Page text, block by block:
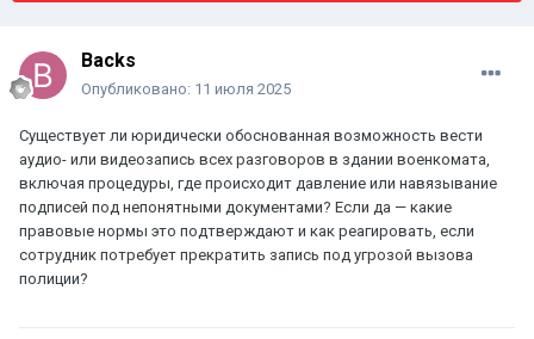
Backs
Опубликовано: 11 июля 2025
Существует ли юридически обоснованная возможность вести
аудио- или видеозапись всех разговоров в здании военкомата,
включая процедуры, где происходит давление или навязывание
подписей под непонятными документами? Если да — какие
правовые нормы это подтверждают и как реагировать, если
сотрудник потребует прекратить запись под угрозой вызова
полиции?